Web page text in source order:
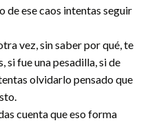
de ese caos intentas seguir
vez, sin saber por qué, te
si fue una pesadilla, si de
olvidarlo pensado que
cuenta que eso forma